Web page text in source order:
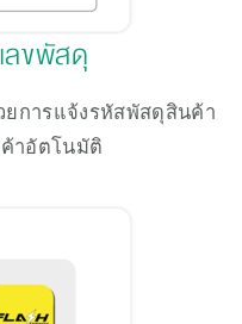
ลขพัสดุ
การแจ้งรหัสพัสดุสินค้า
ค้าอัตโนมัติ